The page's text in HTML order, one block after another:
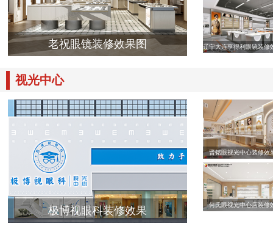
老祝眼镜装修效果图 辽宁大连亨得利眼镜装修
视光中心
极博视眼科装修效果
晋铭眼视光中心装修效
何氏眼视光中心店装修